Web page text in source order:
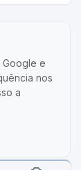
Google e
nos
a